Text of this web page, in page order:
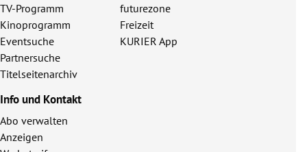
TV-Programm
Kinoprogramm
Eventsuche
Partnersuche
Titelseitenarchiv
futurezone
Freizeit
KURIER App
Info und Kontakt
Abo verwalten
Anzeigen